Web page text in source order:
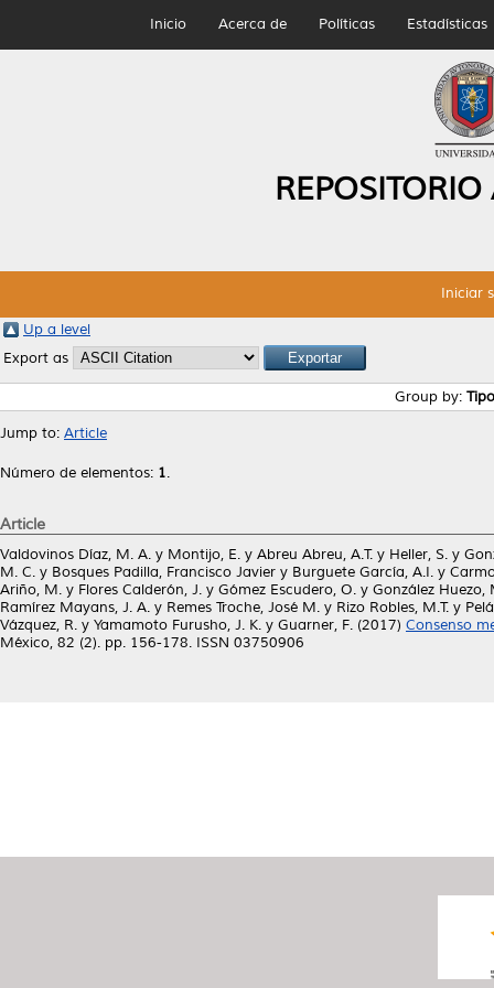
Inicio Acerca de Políticas Estadísticas
Iniciar
Up a level
Export as
Group by:
Jump to: Article
Número de elementos: 1.
Article
Valdovinos Díaz, M. A. y Montijo, E. y Abreu Abreu, A.T. y Heller, S. y
M. C. y Bosques Padilla, Francisco Javier y Burguete García, A.I. y
Ariño, M. y Flores Calderón, J. y Gómez Escudero, O. y González Huezo,
Ramírez Mayans, J. A. y Remes Troche, José M. y Rizo Robles, M.T. y
Vázquez, R. y Yamamoto Furusho, J. K. y Guarner, F. (2017) Consenso
México, 82 (2). pp. 156-178. ISSN 03750906